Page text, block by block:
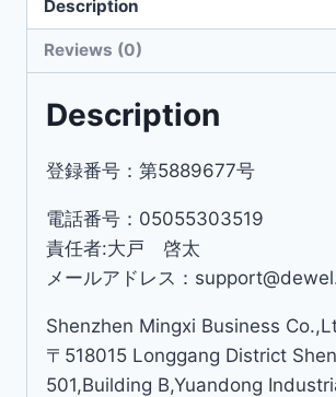
Description
Reviews (0)
Description
登録番号：第5889677号
電話番号：05055303519
責任者:大戸 啓太
メールアドレス：
Shenzhen Mingxi Business
〒518015 Longgang District
501,Building B,Yuandong